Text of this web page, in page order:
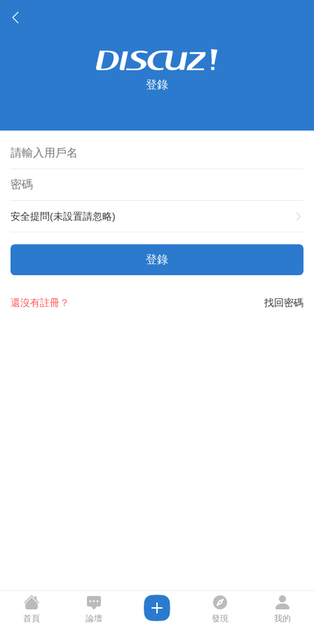
登錄
安全提問(未設置請忽略)
登錄
找回密碼
還沒有註冊？
首頁 論壇 發現 我的